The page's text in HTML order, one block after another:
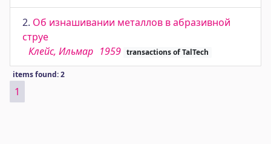
2. Об изнашивании металлов в абразивной
струе
Клейс, Ильмар 1959 transactions of TalTech
items found: 2
1